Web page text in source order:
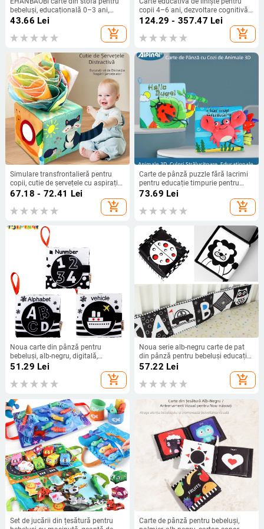
bebeluși, educațională 0–3 ani,
rezistentă la rupere și sigură pentru
43.66 Lei
add_shopping_cart
copii 4–6 ani, dezvoltare cognitivă
și coordonare mână-ochi, activități
124.29 - 357.47 Lei
add_shopping_cart
Simulare transfrontalieră pentru
copii, cutie de șervețele cu aspirație,
jucărie de desen din hârtie fără
lacrimi pentru copii, jucărie de
pânză pentru educație timpurie,
67.18 - 72.41 Lei
add_shopping_cart
Carte de pânză puzzle fără lacrimi
pentru educație timpurie pentru
bebeluși de 0-1 an, jucărie pentru
educație timpurie, carte de pânză
pentru bebeluși, predare timpurie
73.69 Lei
add_shopping_cart
Noua carte din pânză pentru
bebeluși, alb-negru, digitală,
zornăitoare cognitivă, hârtie pentru
copii, educație timpurie, carte din
pânză rezistentă la rupere, jucării
51.29 Lei
add_shopping_cart
Noua serie alb-negru carte de pat
din pânză pentru bebeluși educație
timpurie carte de pat din pânză
pentru bebeluși nu poate rupe
mușca carte de pânză
57.22 Lei
add_shopping_cart
Set de jucării din țesătură pentru
Carte de pânză pentru bebeluși,